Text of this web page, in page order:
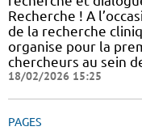
Recherche ! A
de la recherche
organise pour la
chercheurs au sein
18/02/2026 15:25
PAGES